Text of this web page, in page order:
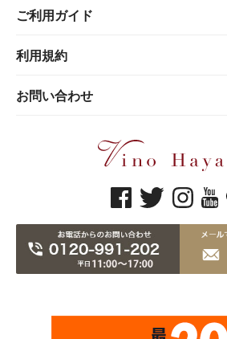
ご利用ガイド
利用規約
お問い合わせ